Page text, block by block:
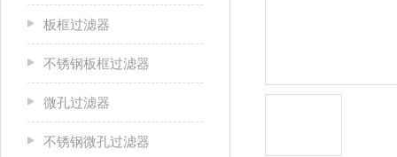
板框过滤器
不锈钢板框过滤器
微孔过滤器
不锈钢微孔过滤器